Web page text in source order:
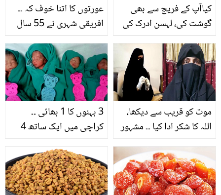
عورتوں کا اتنا خوف کہ ۔۔
افریقی شہری نے 55 سال
ایک کمرے میں گزار دیئے،
آخر وہ خواتین سے اتنا ڈرتا
کیوں ہے؟
کیاآپ کے فریج سے بھی
گوشت کی، لہسن ادرک کی
بو آرہی ہے۔۔۔ تو ہمارے بتائے
ہوئے یہ ٹوٹکے آزمائیے اور
بو سے نجات پائیے
3 بہنوں کا 1 بھائی ۔۔
کراچی میں ایک ساتھ 4
حیران کیوں؟
موت کو قریب سے دیکھا،
اللہ کا شکر ادا کیا ۔۔ مشہور
سیاست دان نے کس وجہ
سے برقع پہننا شروع کیا؟